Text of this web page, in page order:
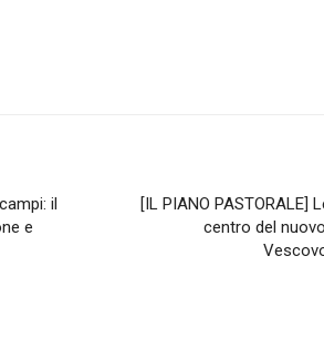
il
e
[IL PIANO PASTORALE]
centro del